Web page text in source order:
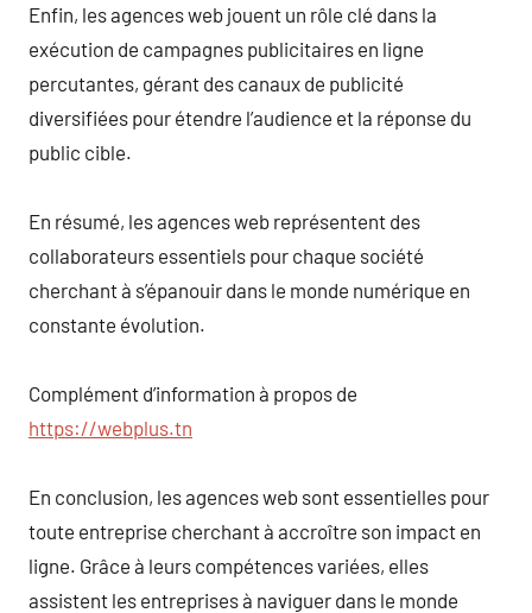
Enfin, les agences web jouent un rôle clé dans la
exécution de campagnes publicitaires en ligne
percutantes, gérant des canaux de publicité
diversifiées pour étendre l’audience et la réponse du
public cible.
En résumé, les agences web représentent des
collaborateurs essentiels pour chaque société
cherchant à s’épanouir dans le monde numérique en
constante évolution.
Complément d’information à propos de
https://webplus.tn
En conclusion, les agences web sont essentielles pour
toute entreprise cherchant à accroître son impact en
ligne. Grâce à leurs compétences variées, elles
assistent les entreprises à naviguer dans le monde